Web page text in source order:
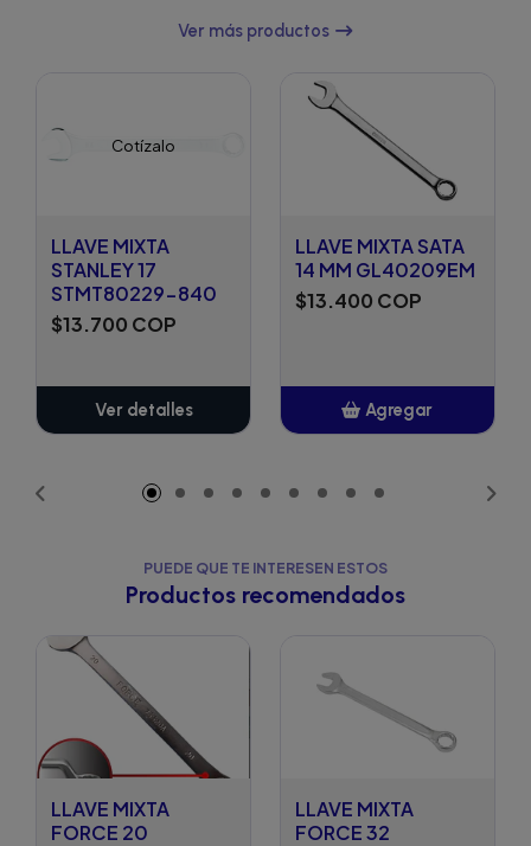
Ver más productos
Cotízalo
LLAVE MIXTA
STANLEY 17
STMT80229-840
$13.700 COP
Ver detalles
LLAVE MIXTA SATA
14 MM GL40209EM
$13.400 COP
Agregar
PUEDE QUE TE INTERESEN ESTOS
Productos recomendados
LLAVE MIXTA
FORCE 20
LLAVE MIXTA
FORCE 32